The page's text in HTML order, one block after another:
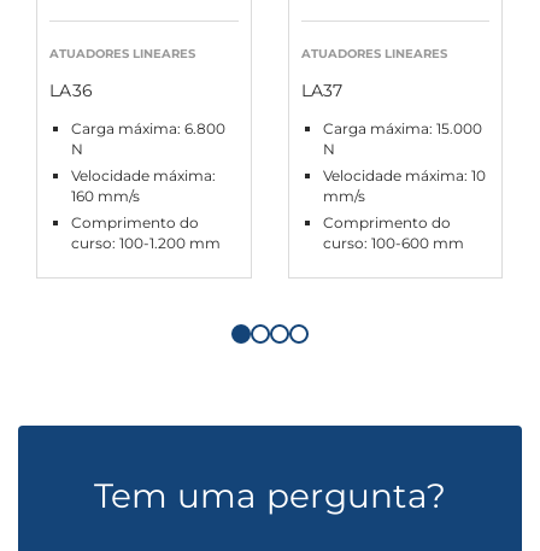
ATUADORES LINEARES
LA36
Carga máxima: 6.800
N
Velocidade máxima:
160 mm/s
Comprimento do
curso: 100-1.200 mm
ATUADORES LINEARES
LA37
Carga máxima: 15.000
N
Velocidade máxima: 10
mm/s
Comprimento do
curso: 100-600 mm
Tem uma pergunta?